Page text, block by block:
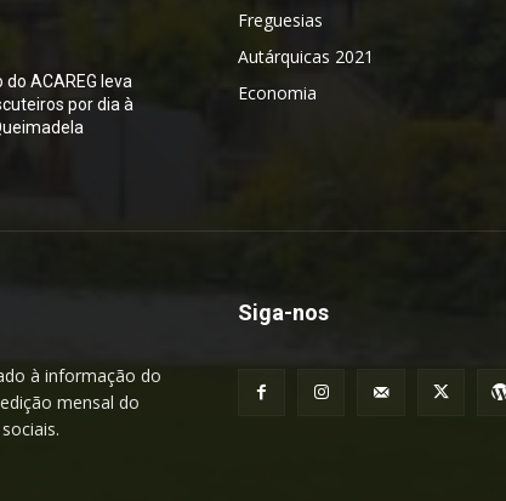
ACAREG leva
por dia à
Freguesias
Autárquicas 2021
Economia
à informação do
mensal do
Siga-nos